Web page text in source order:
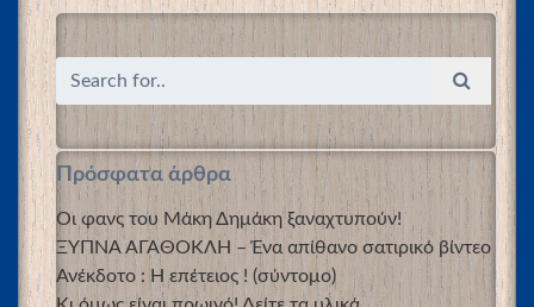
Πρόσφατα άρθρα
Οι φανς του Μάκη Δημάκη ξαναχτυπούν!
ΞΥΠΝΑ ΑΓΑΘΟΚΛΗ – Ένα απίθανο σατιρικό βίντεο
Ανέκδοτο : Η επέτειος ! (σύντομο)